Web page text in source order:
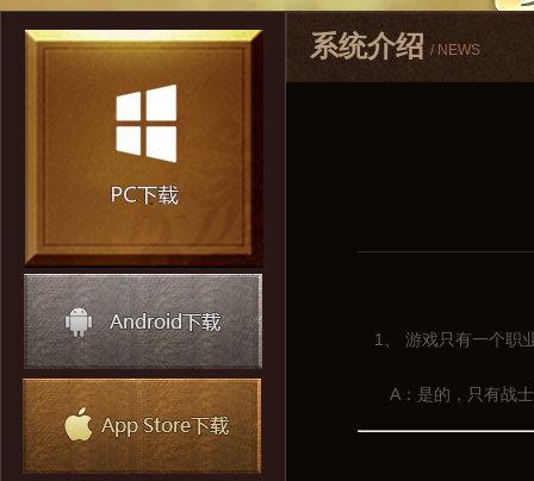
系统介绍 / NEWS
1、 游戏只有一个职
A：是的，只有战士